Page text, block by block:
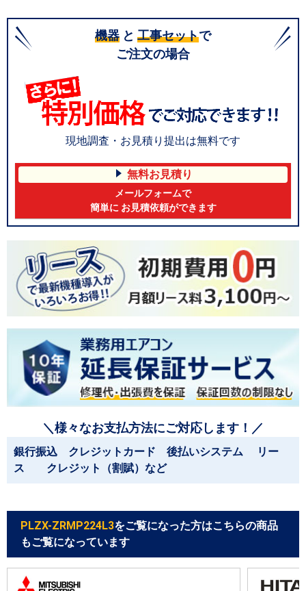
機器 と 工事セットで
ご注文の場合
現地調査・お見積り提出は無料です
無料お見積り
メールフォームで
簡単に お見積依頼ができます
＼様々なお支払方法にご対応します！／
銀行振込 クレジットカード 後払いシステム リー
ス クレジット（割賦）など
PLZX-ZRMP224L3をご覧になった方はこちらの商品
もご覧になっています